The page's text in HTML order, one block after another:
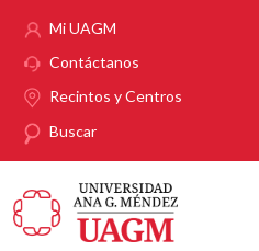
Mi UAGM
Contáctanos
Recintos y Centros
Buscar